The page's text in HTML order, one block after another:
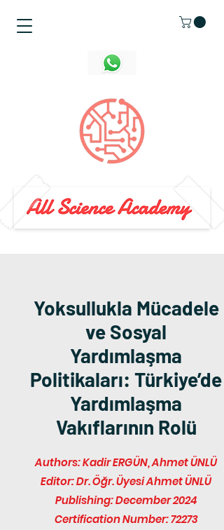
Yoksullukla Mücadele
ve Sosyal
Yardımlaşma
Politikaları: Türkiye’de
Yardımlaşma
Vakıflarının Rolü
Authors: Kadir ERGÜN, Ahmet ÜNLÜ
Editor: Dr. Öğr. Üyesi Ahmet ÜNLÜ
Publishing: December 2024
Certification Number: 72273